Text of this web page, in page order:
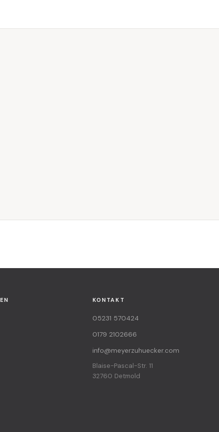
KONTAKT
05231 570424
0179 2102666
info@meyerzuhuecker.com
Blaise-Pascal-Str. 11
32760 Detmold